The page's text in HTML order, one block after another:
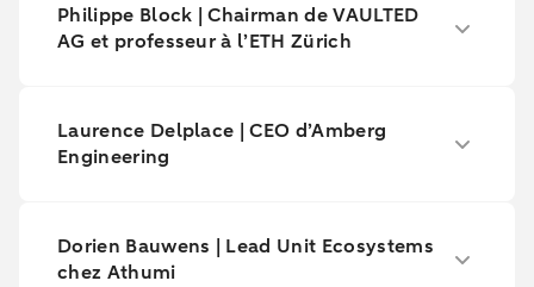
Philippe Block | Chairman de VAULTED
AG et professeur à l’ETH Zürich
Laurence Delplace | CEO d’Amberg
Engineering
Dorien Bauwens | Lead Unit Ecosystems
chez Athumi